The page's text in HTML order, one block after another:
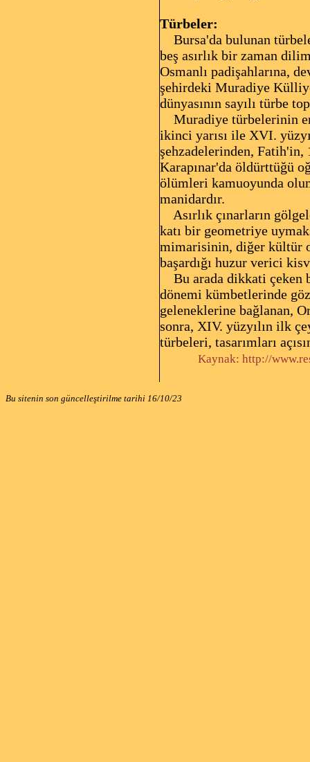
Türbeler:
Bursa'da bulunan
beş asırlık bir zaman
Osmanlı padişahlarına,
şehirdeki Muradiye
dünyasının sayılı türbe
Muradiye türbelerinin
ikinci yarısı ile XVI.
şehzadelerinden,
Karapınar'da öldürttüğü
ölümleri kamuoyunda
manidardır.
Asırlık çınarların
katı bir geometriye
mimarisinin, diğer kültür
başardığı huzur verici
Bu arada dikkati çeken
dönemi kümbetlerinde
geleneklerine bağlanan,
sonra, XIV. yüzyılın ilk
türbeleri, tasarımları
Kaynak: http://
Bu sitenin son güncelleştirilme tarihi 16/10/23